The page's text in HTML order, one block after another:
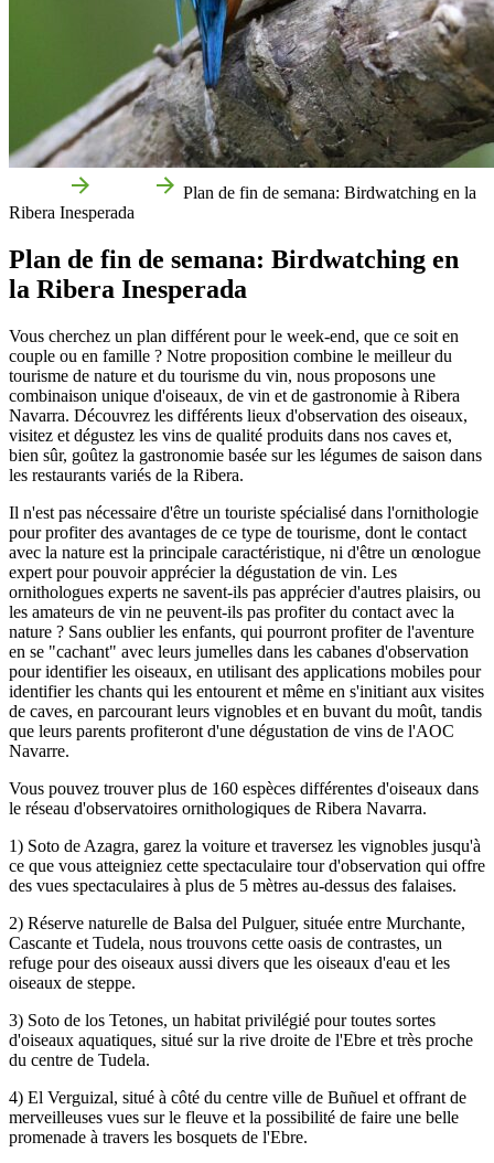
Plan de fin de semana: Birdwatching en la
Ribera Inesperada
Plan de fin de semana: Birdwatching en
la Ribera Inesperada
Vous cherchez un plan différent pour le week-end, que ce soit en
couple ou en famille ? Notre proposition combine le meilleur du
tourisme de nature et du tourisme du vin, nous proposons une
combinaison unique d'oiseaux, de vin et de gastronomie à Ribera
Navarra. Découvrez les différents lieux d'observation des oiseaux,
visitez et dégustez les vins de qualité produits dans nos caves et,
bien sûr, goûtez la gastronomie basée sur les légumes de saison dans
les restaurants variés de la Ribera.
Il n'est pas nécessaire d'être un touriste spécialisé dans l'ornithologie
pour profiter des avantages de ce type de tourisme, dont le contact
avec la nature est la principale caractéristique, ni d'être un œnologue
expert pour pouvoir apprécier la dégustation de vin. Les
ornithologues experts ne savent-ils pas apprécier d'autres plaisirs, ou
les amateurs de vin ne peuvent-ils pas profiter du contact avec la
nature ? Sans oublier les enfants, qui pourront profiter de l'aventure
en se "cachant" avec leurs jumelles dans les cabanes d'observation
pour identifier les oiseaux, en utilisant des applications mobiles pour
identifier les chants qui les entourent et même en s'initiant aux visites
de caves, en parcourant leurs vignobles et en buvant du moût, tandis
que leurs parents profiteront d'une dégustation de vins de l'AOC
Navarre.
Vous pouvez trouver plus de 160 espèces différentes d'oiseaux dans
le réseau d'observatoires ornithologiques de Ribera Navarra.
1) Soto de Azagra, garez la voiture et traversez les vignobles jusqu'à
ce que vous atteigniez cette spectaculaire tour d'observation qui offre
des vues spectaculaires à plus de 5 mètres au-dessus des falaises.
2) Réserve naturelle de Balsa del Pulguer, située entre Murchante,
Cascante et Tudela, nous trouvons cette oasis de contrastes, un
refuge pour des oiseaux aussi divers que les oiseaux d'eau et les
oiseaux de steppe.
3) Soto de los Tetones, un habitat privilégié pour toutes sortes
d'oiseaux aquatiques, situé sur la rive droite de l'Ebre et très proche
du centre de Tudela.
4) El Verguizal, situé à côté du centre ville de Buñuel et offrant de
merveilleuses vues sur le fleuve et la possibilité de faire une belle
promenade à travers les bosquets de l'Ebre.